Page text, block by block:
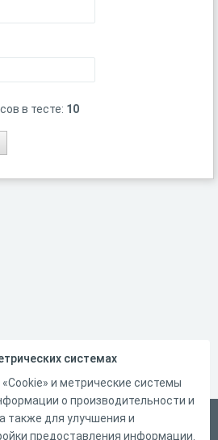
в тесте: 10
системах
и метрические системы
о производительности и
также для улучшения и
предоставления информации.